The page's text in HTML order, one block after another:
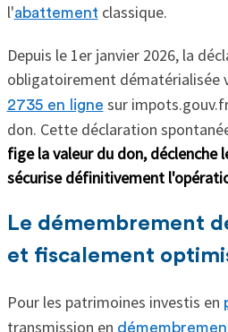
l'abattement classique.
Depuis le 1er janvier 2026, la
obligatoirement dématérialisée
2735 en ligne sur
don. Cette déclaration
fige la valeur du don, déclenche
sécurise définitivement
Le démembrement
et fiscalement
Pour les patrimoines investis en
transmission en